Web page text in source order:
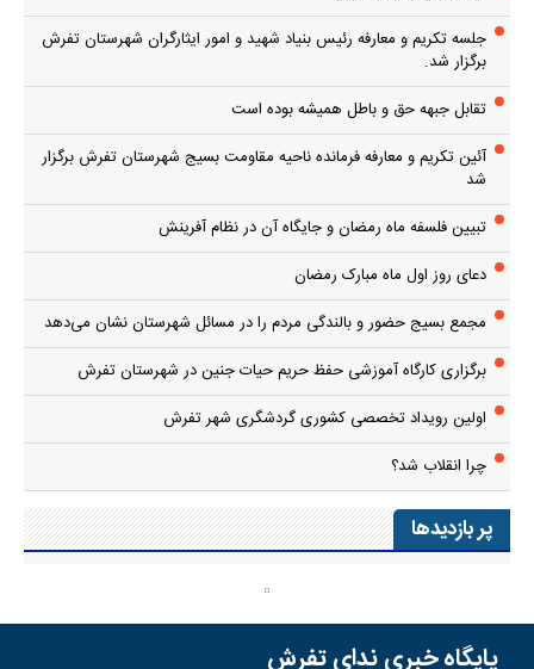
جلسه تکریم و معارفه رئیس بنیاد شهید و امور ایثارگران شهرستان تفرش
برگزار شد.
تقابل جبهه حق و باطل همیشه بوده است
آئین تکریم و معارفه فرمانده ناحیه مقاومت بسیج شهرستان تفرش برگزار
شد
تبیین فلسفه ماه رمضان و جایگاه آن در نظام آفرینش
دعای روز اول ماه مبارک رمضان
مجمع بسیج حضور و بالندگی مردم را در مسائل شهرستان نشان می‌دهد
برگزاری کارگاه آموزشی حفظ حریم حیات جنین در شهرستان تفرش
اولین رویداد تخصصی کشوری گردشگری شهر تفرش
چرا انقلاب شد؟
پر بازدیدها
پایگاه خبری ندای تفرش